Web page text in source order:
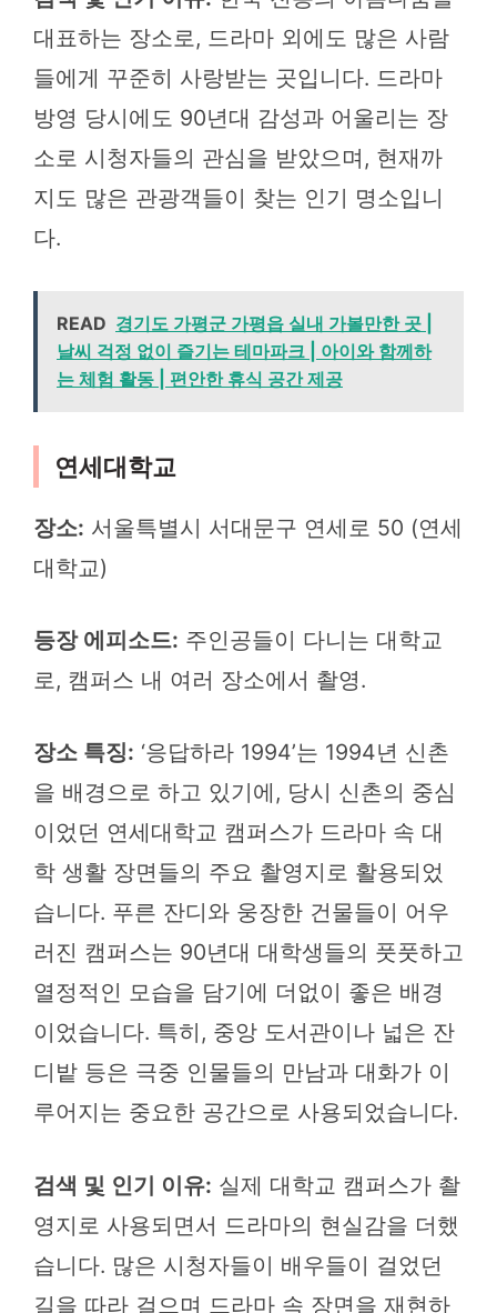
대표하는 장소로, 드라마 외에도 많은 사람
들에게 꾸준히 사랑받는 곳입니다. 드라마
방영 당시에도 90년대 감성과 어울리는 장
소로 시청자들의 관심을 받았으며, 현재까
지도 많은 관광객들이 찾는 인기 명소입니
다.
READ 경기도 가평군 가평읍 실내 가볼만한 곳 |
날씨 걱정 없이 즐기는 테마파크 | 아이와 함께하
는 체험 활동 | 편안한 휴식 공간 제공
연세대학교
장소: 서울특별시 서대문구 연세로 50 (연세
대학교)
등장 에피소드: 주인공들이 다니는 대학교
로, 캠퍼스 내 여러 장소에서 촬영.
장소 특징: ‘응답하라 1994’는 1994년 신촌
을 배경으로 하고 있기에, 당시 신촌의 중심
이었던 연세대학교 캠퍼스가 드라마 속 대
학 생활 장면들의 주요 촬영지로 활용되었
습니다. 푸른 잔디와 웅장한 건물들이 어우
러진 캠퍼스는 90년대 대학생들의 풋풋하고
열정적인 모습을 담기에 더없이 좋은 배경
이었습니다. 특히, 중앙 도서관이나 넓은 잔
디밭 등은 극중 인물들의 만남과 대화가 이
루어지는 중요한 공간으로 사용되었습니다.
검색 및 인기 이유: 실제 대학교 캠퍼스가 촬
영지로 사용되면서 드라마의 현실감을 더했
습니다. 많은 시청자들이 배우들이 걸었던
길을 따라 걸으며 드라마 속 장면을 재현하